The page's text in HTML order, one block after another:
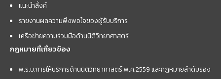
แนะนำลิ้งค์
รายงานผลความพึงพอใจของผู้รับบริการ
เครือข่ายความร่วมมือด้านนิติวิทยาศาสตร์
กฎหมายที่เกี่ยวข้อง
พ.ร.บ.การให้บริการด้านนิติวิทยาศาสตร์ พ.ศ.2559 และกฏหมายลำดับรอง